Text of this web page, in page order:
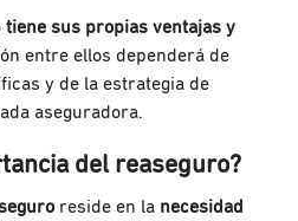
tiene sus propias ventajas y
entre ellos dependerá de
y de la estrategia de
aseguradora.
del reaseguro?
reside en la necesidad